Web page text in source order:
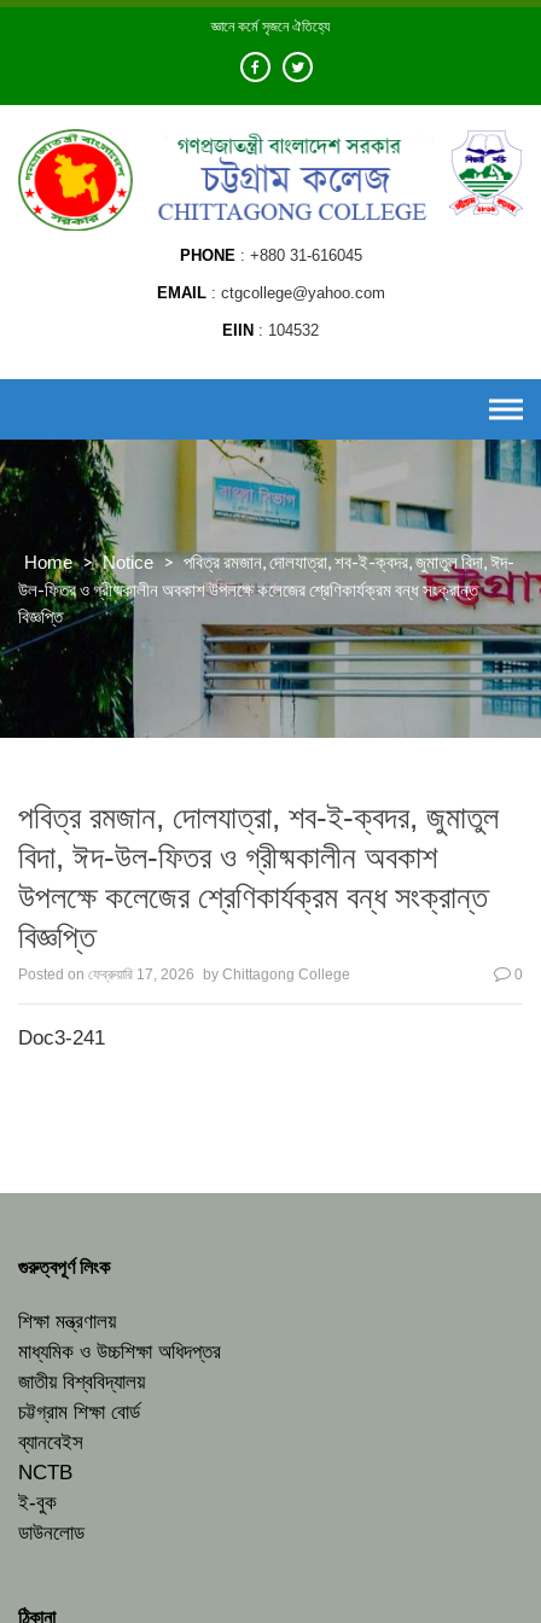
Skip
জ্ঞানে কর্মে সৃজনে ঐতিহ্যে
PHONE +880 31-616045
EMAIL ctgcollege@yahoo.com
EIIN 104532
Home > Notice > পবিত্র রমজান, দোলযাত্রা, শব-ই-ক্বদর, জুমাতুল বিদা, ঈদ-
উল-ফিতর ও গ্রীষ্মকালীন অবকাশ উপলক্ষে কলেজের শ্রেণিকার্যক্রম বন্ধ সংক্রান্ত
বিজ্ঞপ্তি
পবিত্র রমজান, দোলযাত্রা, শব-ই-ক্বদর, জুমাতুল
বিদা, ঈদ-উল-ফিতর ও গ্রীষ্মকালীন অবকাশ
উপলক্ষে কলেজের শ্রেণিকার্যক্রম বন্ধ সংক্রান্ত
বিজ্ঞপ্তি
Posted on ফেব্রুয়ারি 17, 2026 by Chittagong College 0
Doc3-241
গুরুত্বপূর্ণ লিংক
শিক্ষা মন্ত্রণালয়
মাধ্যমিক ও উচ্চশিক্ষা অধিদপ্তর
জাতীয় বিশ্ববিদ্যালয়
চট্টগ্রাম শিক্ষা বোর্ড
ব্যানবেইস
NCTB
ই-বুক
ডাউনলোড
ঠিকানা